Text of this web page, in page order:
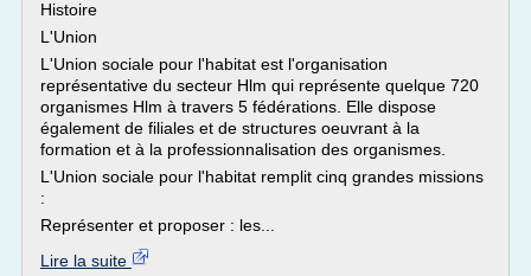
Histoire
L'Union
L'Union sociale pour l'habitat est l'organisation
représentative du secteur Hlm qui représente quelque 720
organismes Hlm à travers 5 fédérations. Elle dispose
également de filiales et de structures oeuvrant à la
formation et à la professionnalisation des organismes.
L'Union sociale pour l'habitat remplit cinq grandes missions
:
Représenter et proposer : les...
Lire la suite